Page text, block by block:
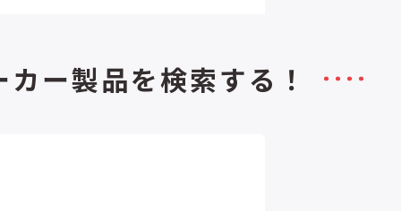
ー製品を検索する！